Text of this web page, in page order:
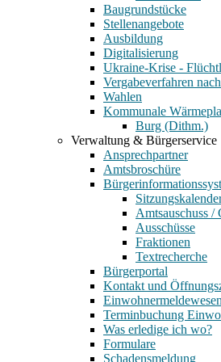
Baugrundstücke
Stellenangebote
Ausbildung
Digitalisierung
Ukraine-Krise -
Vergabeverfahren
Wahlen
Kommunale
Burg (Dithm.)
Verwaltung & Bürgerservice
Ansprechpartner
Amtsbroschüre
Amtsauschuss /
Ausschüsse
Fraktionen
Textrecherche
Bürgerportal
Kontakt und
Einwohnermeldewesen
Terminbuchung
Was erledige ich wo?
Formulare
Schadensmeldung